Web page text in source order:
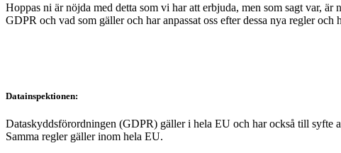
Hoppas ni är nöjda med detta som vi har att erbjuda, men som sagt var,
GDPR och vad som gäller och har anpassat oss efter dessa nya regler
Datainspektionen:
Dataskyddsförordningen (GDPR) gäller i hela EU och har också till syfte
Samma regler gäller inom hela EU.